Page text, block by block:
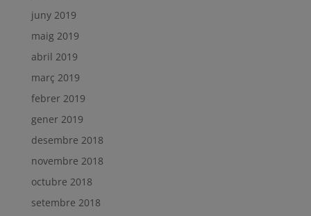
juny 2019
maig 2019
abril 2019
març 2019
febrer 2019
gener 2019
desembre 2018
novembre 2018
octubre 2018
setembre 2018